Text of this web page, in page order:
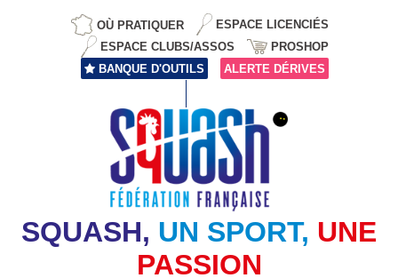
OÙ PRATIQUER
ESPACE LICENCIÉS
ESPACE CLUBS/ASSOS
PROSHOP
BANQUE D'OUTILS
ALERTE DÉRIVES
SQUASH, UN SPORT, UNE
PASSION